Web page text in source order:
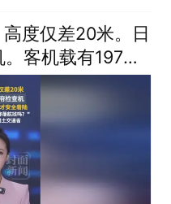
度仅差20米。日
客机载有197
陆